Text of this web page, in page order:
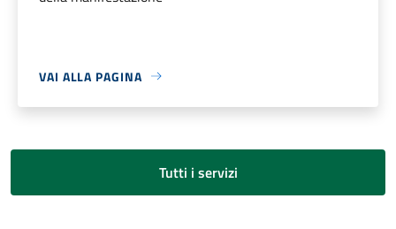
VAI ALLA PAGINA
Tutti i servizi